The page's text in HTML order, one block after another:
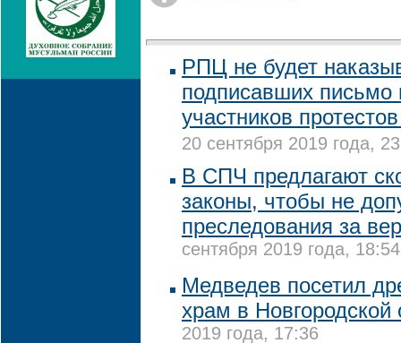
РПЦ не будет
подписавших письмо
участников
20 сентября 2019 года,
В СПЧ предлагают
законы, чтобы не
преследования за
сентября 2019 года, 18:54
Медведев посетил
храм в Новгородской
2019 года, 17:36